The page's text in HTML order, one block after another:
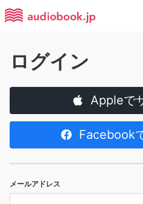
ログイン
Appleで
Facebook
メールアドレス